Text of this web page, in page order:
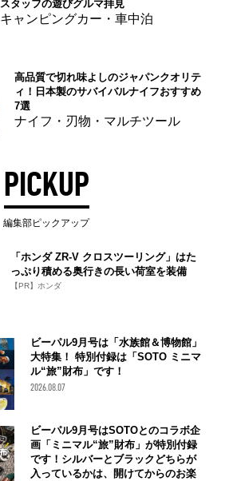
スタッフの遊びグルマ拝見
キャンピングカー・車中泊
高品質で切れ味よしのジャパンクオリテ
ィ！日本製のサバイバルナイフおすすめ
7選
ナイフ・刃物・マルチツール
PICKUP
編集部ピックアップ
「ホンダ ZR-V クロスツーリング」はた
っぷり積める奥行きの長い荷室を装備
【PR】ホンダ
ビーパル9月号は「水族館＆博物館」
大特集！ 特別付録は「SOTO ミニマ
ル“旅”財布」です！
2026.08.07
ビーパル9月号はSOTOとのコラボ企
画「ミニマル“旅”財布」が特別付録
です！シルバーとブラックどちらが
入っているかは、開けてからのお楽